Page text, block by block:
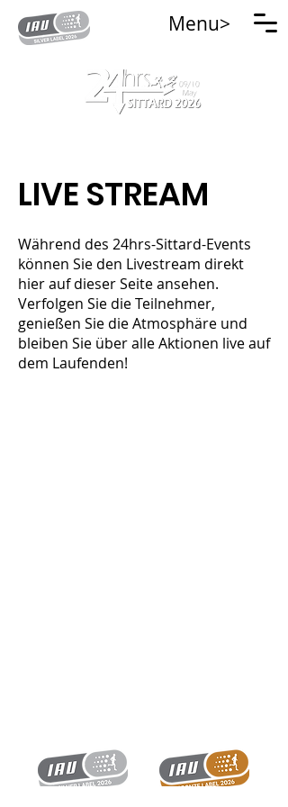
Menu>
LIVE STREAM
Während des 24hrs-Sittard-Events
können Sie den Livestream direkt
hier auf dieser Seite ansehen.
Verfolgen Sie die Teilnehmer,
genießen Sie die Atmosphäre und
bleiben Sie über alle Aktionen live auf
dem Laufenden!